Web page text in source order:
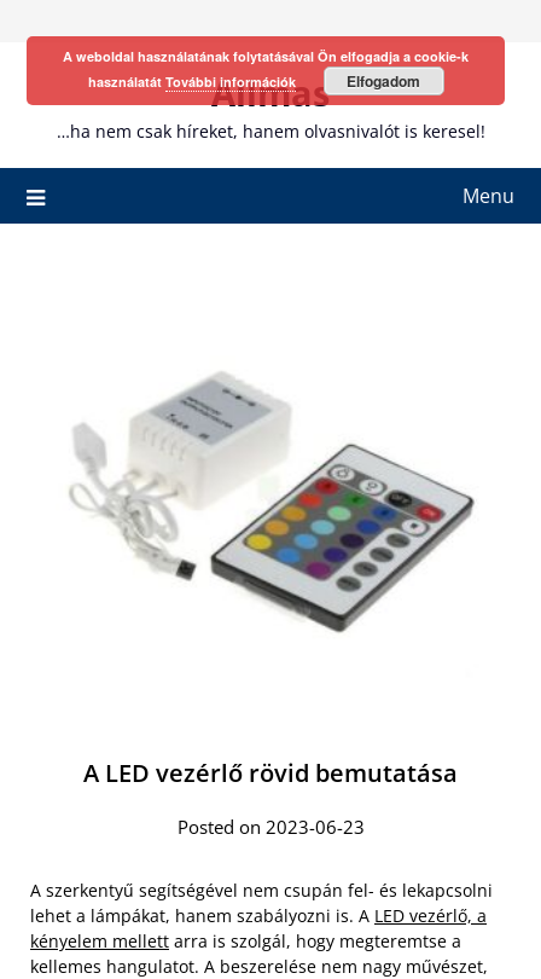
Allmas
…ha nem csak híreket, hanem olvasnivalót is keresel!
Menu
A LED vezérlő rövid bemutatása
Posted on 2023-06-23
A szerkentyű segítségével nem csupán fel- és lekapcsolni
lehet a lámpákat, hanem szabályozni is. A LED vezérlő, a
kényelem mellett arra is szolgál, hogy megteremtse a
kellemes hangulatot. A beszerelése nem nagy művészet,
A weboldal használatának folytatásával Ön elfogadja a cookie-k
használatát További információk Elfogadom